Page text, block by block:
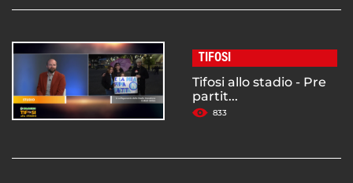
TIFOSI
Tifosi allo stadio - Pre
partit...
833